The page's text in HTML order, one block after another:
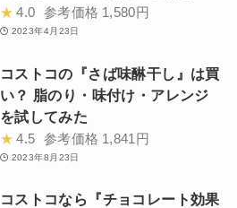
★ 4.0 参考価格 1,580円
2023年4月23日
コストコの『さば味醂干し』は買
い？ 脂のり・味付け・アレンジ
を試してみた
★ 4.5 参考価格 1,841円
2023年8月23日
コストコなら『チョコレート効果